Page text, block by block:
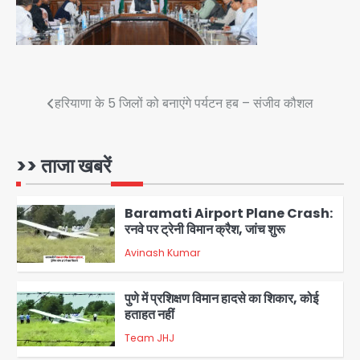
Postहरियाणा के 5 जिलों को बनाएंगे पर्यटन हब – संजीव कौशल
>> ताजा खबरें
4
Taylor Swift: ट्रंप कैंपेन-व्हाइट हाउस
1
2
Baramati Airport Plane Crash:
रनवे पर ट्रेनी विमान क्रैश, जांच शुरू
Avinash Kumar
3
पुणे में प्रशिक्षण विमान हादसे का शिकार, कोई
हताहत नहीं
Team JHJ